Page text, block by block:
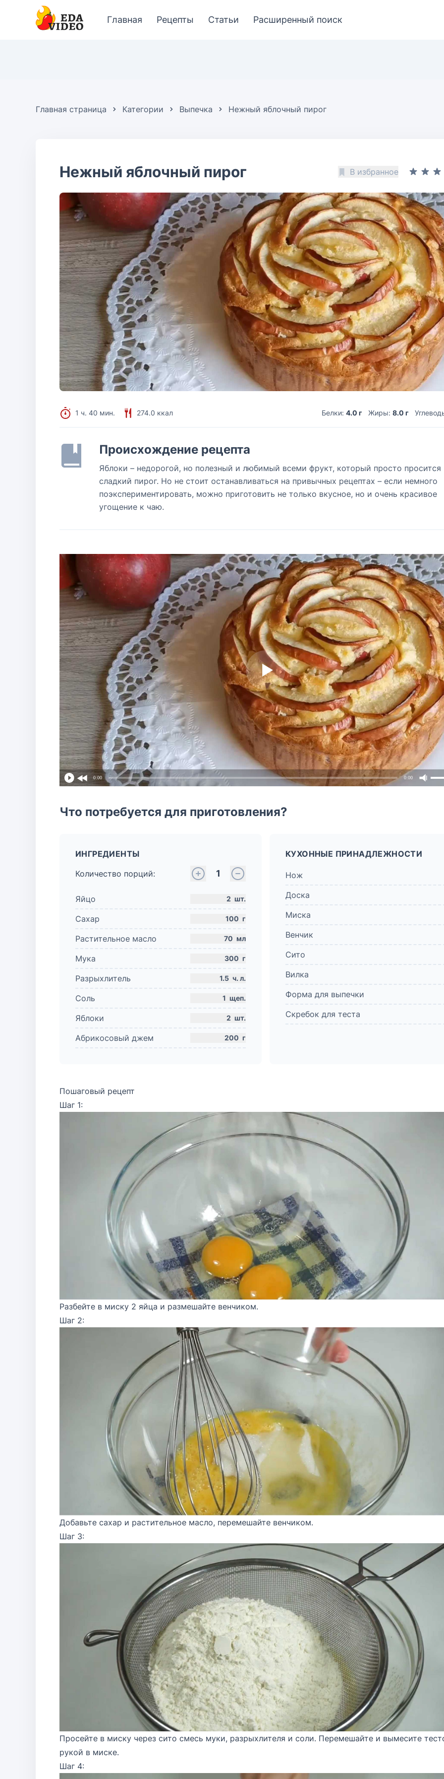
Главная Рецепты Статьи Расширенный поиск
Главная страница Категории Выпечка Нежный яблочный пирог
Нежный яблочный пирог В избранное
1 ч. 40 мин. 274.0 ккал Белки: 4.0 г Жиры: 8.0 г
Происхождение рецепта
Яблоки – недорогой, но полезный и любимый всеми фрукт, который просто просится
сладкий пирог. Но не стоит останавливаться на привычных рецептах – если немного
поэкспериментировать, можно приготовить не только вкусное, но и очень красивое
угощение к чаю.
0:00 0:00
Что потребуется для приготовления?
ИНГРЕДИЕНТЫ
Количество порций:
1
Яйцо 2 шт.
Сахар 100 г
Растительное масло 70 мл
Мука 300 г
Разрыхлитель 1.5 ч. л.
Соль 1 щеп.
Яблоки 2 шт.
Абрикосовый джем 200 г
КУХОННЫЕ ПРИНАДЛЕЖНОСТИ
Нож
Доска
Миска
Венчик
Сито
Вилка
Форма для выпечки
Скребок для теста
Пошаговый рецепт
Шаг 1:
Разбейте в миску 2 яйца и размешайте венчиком.
Шаг 2:
Добавьте сахар и растительное масло, перемешайте венчиком.
Шаг 3:
Просейте в миску через сито смесь муки, разрыхлителя и соли. Перемешайте и вымесите
рукой в миске.
Шаг 4: